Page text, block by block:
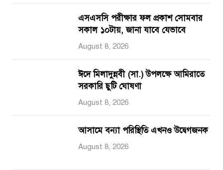
এসএসসি পরীক্ষার ফল প্রকাশ সোমবার
সকাল ১০টায়, জানা যাবে যেভাবে
August 8, 2026
ঈদে মিলাদুন্নবী (সা.) উপলক্ষে আমিরাতে
সরকারি ছুটি ঘোষণা
August 8, 2026
আসামে বন্যা পরিস্থিতি এখনও উদ্বেগজনক
August 8, 2026